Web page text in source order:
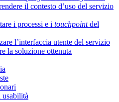
il contesto d’uso del servizio
i processi e i touchpointdel
l’interfaccia utente del servizio
la soluzione ottenuta
usabilità